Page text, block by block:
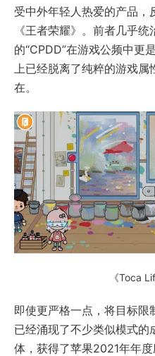
受中外年轻人热爱的产品
《王者荣耀》。前者几乎
的“CPDD”在游戏公频中更
上已经脱离了纯粹的游戏
在。
《Toca
即使更严格一点，将目标
已经涌现了不少类似模式
体，获得了苹果2021年年